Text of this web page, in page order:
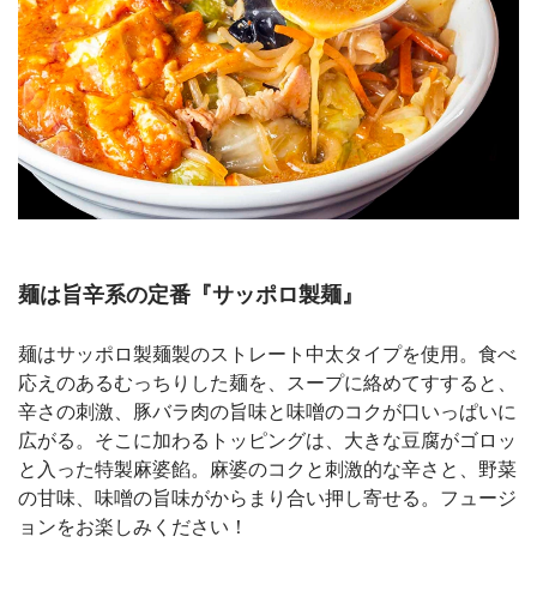
麺は旨辛系の定番『サッポロ製麺』
麺はサッポロ製麺製のストレート中太タイプを使用。食べ
応えのあるむっちりした麺を、スープに絡めてすすると、
辛さの刺激、豚バラ肉の旨味と味噌のコクが口いっぱいに
広がる。そこに加わるトッピングは、大きな豆腐がゴロッ
と入った特製麻婆餡。麻婆のコクと刺激的な辛さと、野菜
の甘味、味噌の旨味がからまり合い押し寄せる。フュージ
ョンをお楽しみください！